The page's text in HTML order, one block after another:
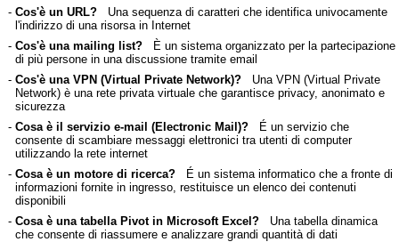
- Cos'è un URL?Una sequenza di caratteri che identifica univocamente
l'indirizzo di una risorsa in Internet
- Cos'è una mailing list?È un sistema organizzato per la partecipazione
di più persone in una discussione tramite email
- Cos'è una VPN (Virtual Private Network)?Una VPN (Virtual Private
Network) è una rete privata virtuale che garantisce privacy, anonimato e
sicurezza
- Cosa è il servizio e-mail (Electronic Mail)?É un servizio che
consente di scambiare messaggi elettronici tra utenti di computer
utilizzando la rete internet
- Cosa è un motore di ricerca?É un sistema informatico che a fronte di
informazioni fornite in ingresso, restituisce un elenco dei contenuti
disponibili
- Cosa è una tabella Pivot in Microsoft Excel?Una tabella dinamica
che consente di riassumere e analizzare grandi quantità di dati